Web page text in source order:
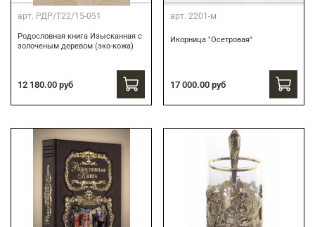
арт. РДР/Т22/15-051
Родословная книга Изысканная с
золоченым деревом (эко-кожа)
12 180.00 руб
арт. 2201-м
Икорница "Осетровая"
17 000.00 руб